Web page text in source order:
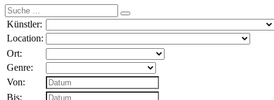
Suche
nach:
Künstler:
Location:
Ort:
Genre:
Von:
Bis: